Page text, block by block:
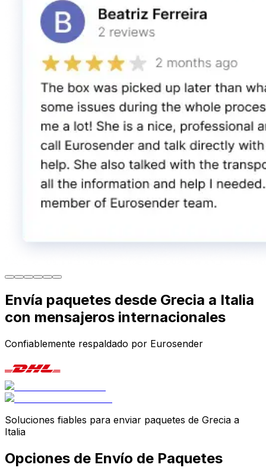
Envía paquetes desde Grecia a Italia
con mensajeros internacionales
Confiablemente respaldado por Eurosender
Soluciones fiables para enviar paquetes de Grecia a
Italia
Opciones de Envío de Paquetes
PRIORITY EXPRESS
Más allá de la entrega rápida, a cualquier parte del
mundo – entrega en 24-72 horas con manejo premium.
Elección superior para envíos globales cuando la
velocidad es crítica.